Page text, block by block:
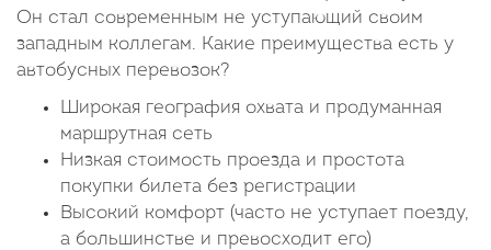
Он стал современным не уступающий своим
западным коллегам. Какие преимущества есть у
автобусных перевозок?
Широкая география охвата и продуманная
маршрутная сеть
Низкая стоимость проезда и простота
покупки билета без регистрации
Высокий комфорт (часто не уступает поезду,
а большинстве и превосходит его)